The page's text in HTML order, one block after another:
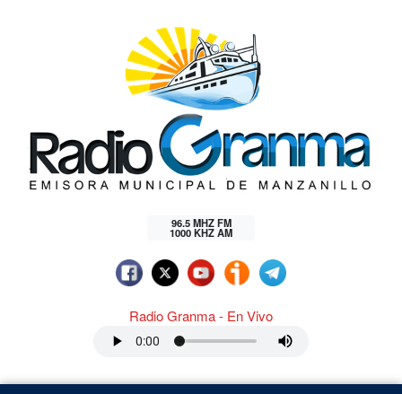
96.5 MHZ FM
1000 KHZ AM
Radio Granma - En Vivo